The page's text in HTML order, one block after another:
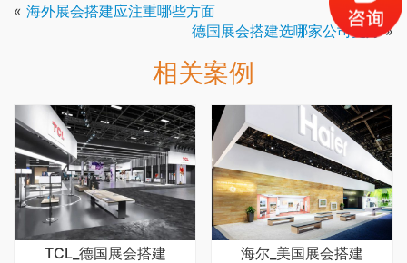
« 海外展会搭建应注重哪些方面
德国展会搭建选哪家公司更好»
相关案例
TCL_德国展会搭建 海尔_美国展会搭建